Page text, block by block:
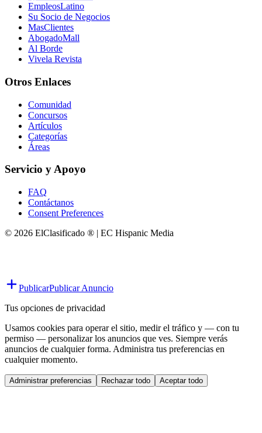
EmpleosLatino
Su Socio de Negocios
MasClientes
AbogadoMall
Al Borde
Vivela Revista
Otros Enlaces
Comunidad
Concursos
Artículos
Categorías
Áreas
Servicio y Apoyo
FAQ
Contáctanos
Consent Preferences
© 2026 ElClasificado ® | EC Hispanic Media
PublicarPublicar Anuncio
Tus opciones de privacidad
Usamos cookies para operar el sitio, medir el tráfico y — con tu
permiso — personalizar los anuncios que ves. Siempre verás
anuncios de cualquier forma. Administra tus preferencias en
cualquier momento.
Administrar preferencias Rechazar todo Aceptar todo